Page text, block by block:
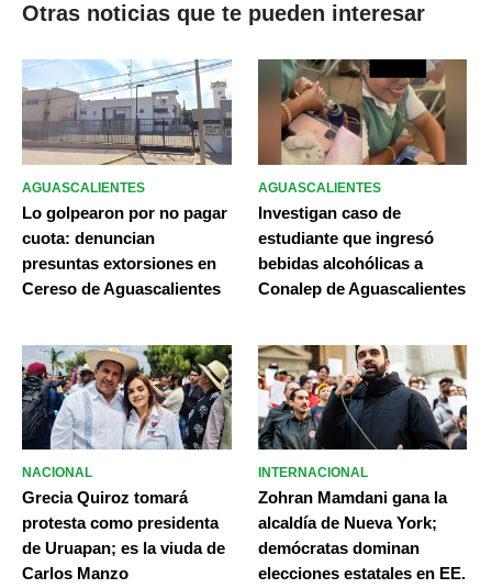
Otras noticias que te pueden interesar
AGUASCALIENTES
Lo golpearon por no pagar
cuota: denuncian
presuntas extorsiones en
Cereso de Aguascalientes
AGUASCALIENTES
Investigan caso de
estudiante que ingresó
bebidas alcohólicas a
Conalep de Aguascalientes
NACIONAL
Grecia Quiroz tomará
protesta como presidenta
de Uruapan; es la viuda de
Carlos Manzo
INTERNACIONAL
Zohran Mamdani gana la
alcaldía de Nueva York;
demócratas dominan
elecciones estatales en EE.